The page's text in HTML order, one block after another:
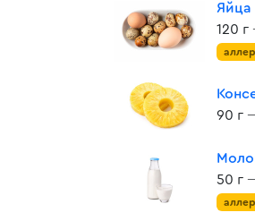
Яйца
120 г
90 г
50 г